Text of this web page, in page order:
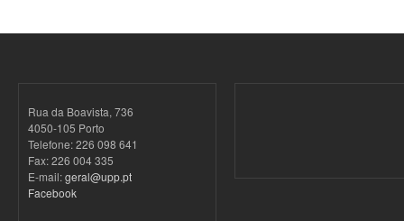
Rua da Boavista, 736
4050-105 Porto
Telefone: 226 098 641
Fax: 226 004 335
E-mail:geral@upp.pt
Facebook